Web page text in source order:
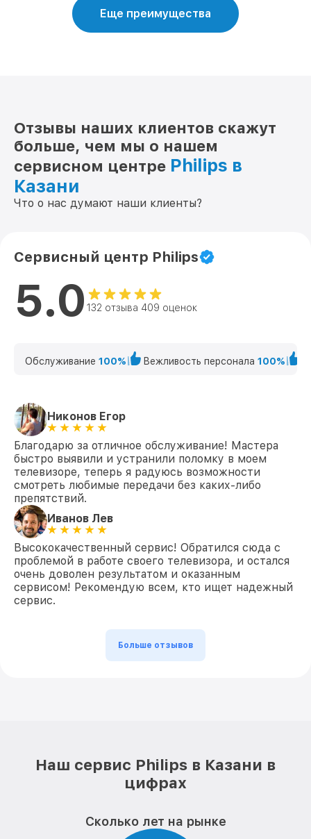
Еще преимущества
Отзывы наших клиентов скажут
больше, чем мы о нашем
сервисном центре Philips в
Казани
Что о нас думают наши клиенты?
Сервисный центр Philips
5.0 132 отзыва 409 оценок
Обслуживание 100% Вежливость персонала 100%
Никонов Егор
Благодарю за отличное обслуживание! Мастера
быстро выявили и устранили поломку в моем
телевизоре, теперь я радуюсь возможности
смотреть любимые передачи без каких-либо
препятствий.
Иванов Лев
Высококачественный сервис! Обратился сюда с
проблемой в работе своего телевизора, и остался
очень доволен результатом и оказанным
сервисом! Рекомендую всем, кто ищет надежный
сервис.
Больше отзывов
Наш сервис Philips в Казани в
цифрах
Сколько лет на рынке